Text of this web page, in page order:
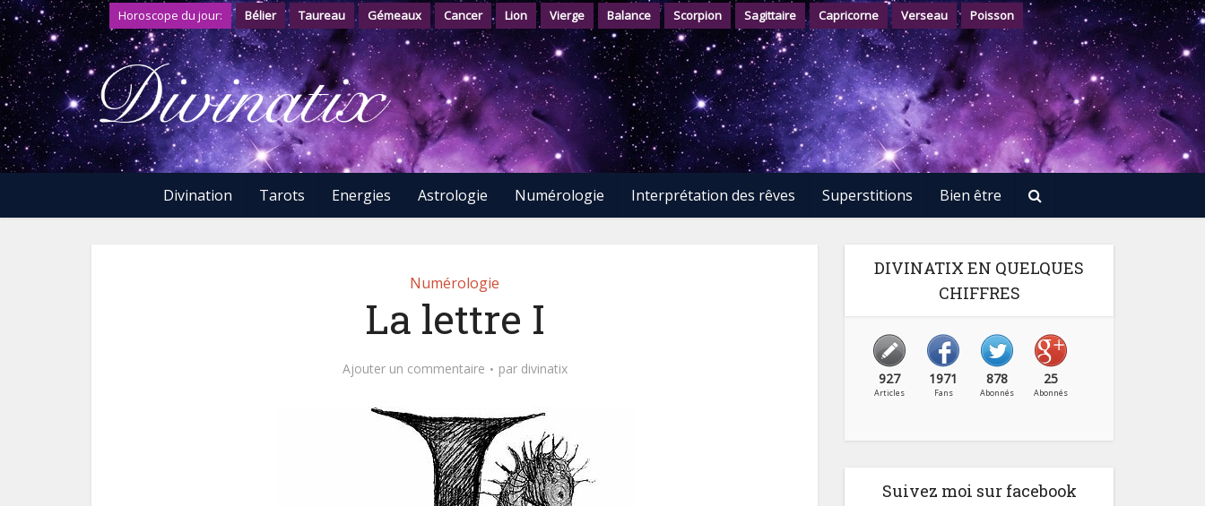
Horoscope du jour: Bélier Taureau Gémeaux Cancer Lion Vierge Balance Scorpion Sagittaire Capricorne Verseau Poisson
Divination Tarots Energies Astrologie Numérologie Interprétation des rêves Superstitions Bien être
Numérologie
La lettre I
Ajouter un commentaire par divinatix
DIVINATIX EN QUELQUES
CHIFFRES
927
Articles
1971
Fans
878
Abonnés
25
Abonnés
Suivez moi sur facebook